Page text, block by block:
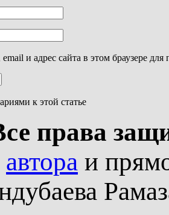
и адрес сайта в этом браузере
к этой статье
права
автора и